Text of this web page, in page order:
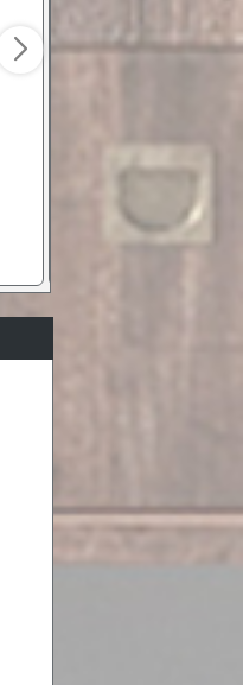
3.795,00
Sort / Espresso Hvid /